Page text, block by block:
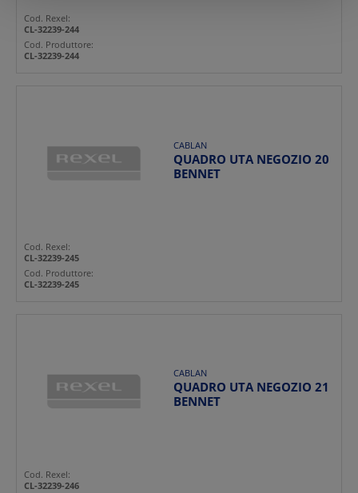
Cod. Rexel:
CL-32239-244
Cod. Produttore:
CL-32239-244
CABLAN
QUADRO UTA NEGOZIO 20
BENNET
Cod. Rexel:
CL-32239-245
Cod. Produttore:
CL-32239-245
CABLAN
QUADRO UTA NEGOZIO 21
BENNET
Cod. Rexel:
CL-32239-246